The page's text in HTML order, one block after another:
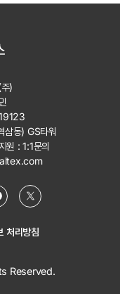
)
삼동) GS타워
원 :1:1문의
처리방침
Reserved.